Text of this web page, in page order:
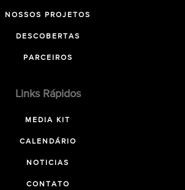
NOSSOS PROJETOS
DESCOBERTAS
PARCEIROS
Links Rápidos
MEDIA KIT
CALENDÁRIO
NOTICIAS
CONTATO